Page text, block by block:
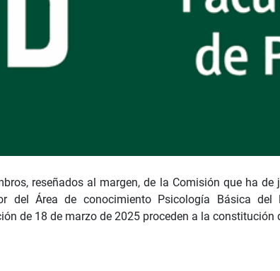
reseñados al margen, de la Comisión que ha
del Área de conocimiento Psicología Básica
de 18 de marzo de 2025 proceden a la constitución